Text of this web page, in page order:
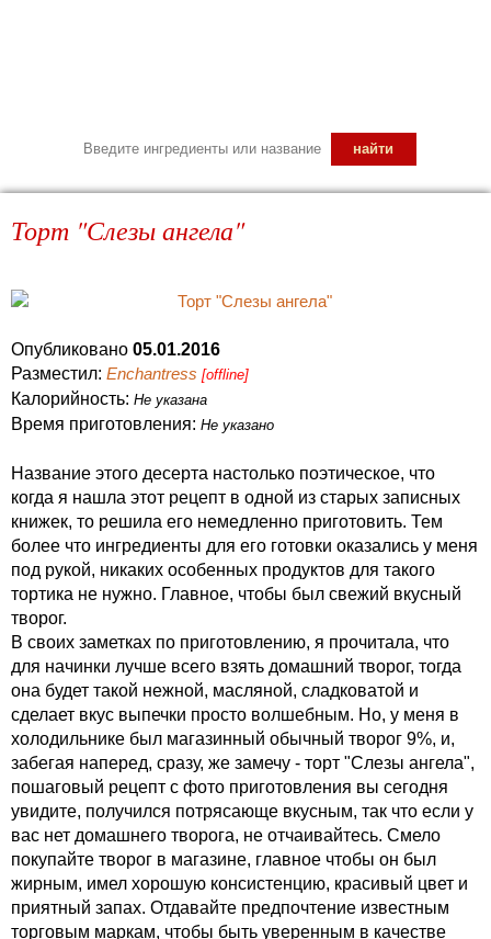
Торт "Слезы ангела"
Опубликовано 05.01.2016
Разместил: Enchantress [offline]
Калорийность: Не указана
Время приготовления: Не указано
Название этого десерта настолько поэтическое, что
когда я нашла этот рецепт в одной из старых записных
книжек, то решила его немедленно приготовить. Тем
более что ингредиенты для его готовки оказались у меня
под рукой, никаких особенных продуктов для такого
тортика не нужно. Главное, чтобы был свежий вкусный
творог.
В своих заметках по приготовлению, я прочитала, что
для начинки лучше всего взять домашний творог, тогда
она будет такой нежной, масляной, сладковатой и
сделает вкус выпечки просто волшебным. Но, у меня в
холодильнике был магазинный обычный творог 9%, и,
забегая наперед, сразу, же замечу - торт "Слезы ангела",
пошаговый рецепт с фото приготовления вы сегодня
увидите, получился потрясающе вкусным, так что если у
вас нет домашнего творога, не отчаивайтесь. Смело
покупайте творог в магазине, главное чтобы он был
жирным, имел хорошую консистенцию, красивый цвет и
приятный запах. Отдавайте предпочтение известным
торговым маркам, чтобы быть уверенным в качестве